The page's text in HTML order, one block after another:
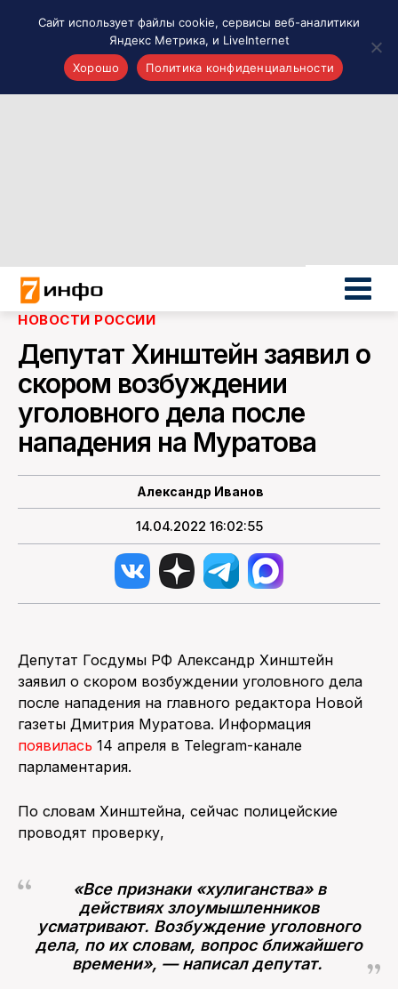
Новости России
Политика
Новости мира
Все материалы 7инфо
О НАС
ПОИСК ПО САЙТУ
НОВОСТИ РОССИИ
Депутат Хинштейн заявил о
скором возбуждении
уголовного дела после
нападения на Муратова
Александр Иванов
14.04.2022 16:02:55
Депутат Госдумы РФ Александр Хинштейн
заявил о скором возбуждении уголовного дела
после нападения на главного редактора Новой
газеты Дмитрия Муратова. Информация
появилась 14 апреля в Telegram-канале
парламентария.
По словам Хинштейна, сейчас полицейские
проводят проверку,
«Все признаки «хулиганства» в
действиях злоумышленников
усматривают. Возбуждение уголовного
дела, по их словам, вопрос ближайшего
времени», — написал депутат.
Сайт использует файлы cookie, сервисы веб-аналитики
Яндекс Метрика, и LiveInternet
Хорошо
Политика конфиденциальности